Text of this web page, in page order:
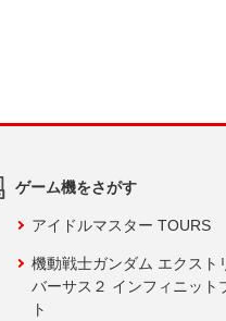
ゲーム機をさがす
アイドルマスター TOURS
機動戦士ガンダム エクスト
バーサス２ インフィニット
ト